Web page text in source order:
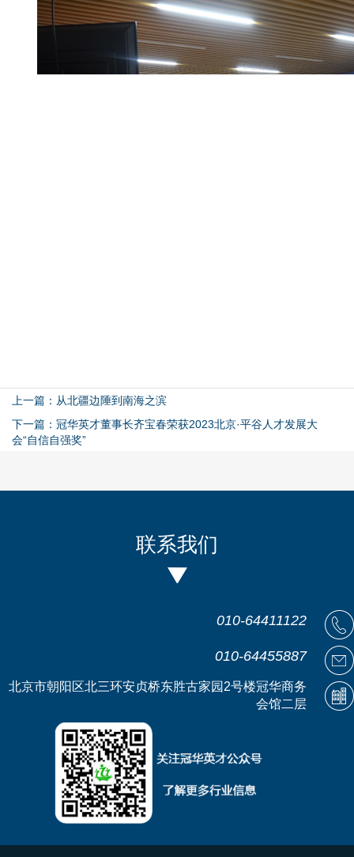
上一篇：从北疆边陲到南海之滨
下一篇：冠华英才董事长齐宝春荣获2023北京·平谷人才发展大
会“自信自强奖”
联系我们
010-64411122
010-64455887
北京市朝阳区北三环安贞桥东胜古家园2号楼冠华商务
会馆二层